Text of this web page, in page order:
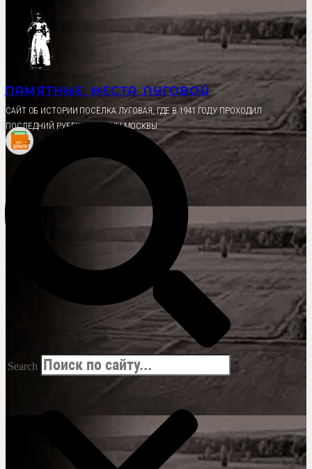
Перейти
содержимому
ПАМЯТНЫЕ МЕСТА ЛУГОВОЙ
CАЙТ ОБ ИСТОРИИ ПОСЁЛКА ЛУГОВАЯ, ГДЕ В 1941 ГОДУ ПРОХОДИЛ
ПОСЛЕДНИЙ РУБЕЖ ОБОРОНЫ МОСКВЫ
Search